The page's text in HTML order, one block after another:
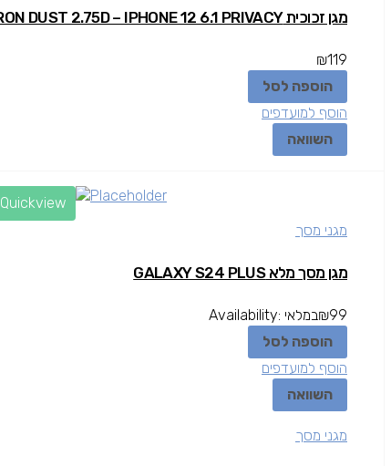
מגן זכוכית IRON DUST 2.75D – IPHONE 12 6.1 PRIVACY
₪119
הוספה לסל
הוסף למועדפים
השוואה
Quickview
מגני מסך
מגן מסך מלא GALAXY S24 PLUS
₪99
Availability: במלאי
הוספה לסל
הוסף למועדפים
השוואה
מגני מסך